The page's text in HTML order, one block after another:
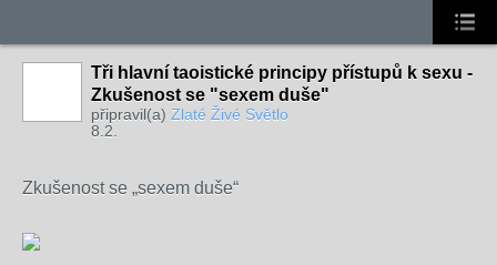
Tři hlavní taoistické principy přístupů k sexu -
Zkušenost se "sexem duše"
připravil(a) Zlaté Živé Světlo
8.2.
Zkušenost se „sexem duše“